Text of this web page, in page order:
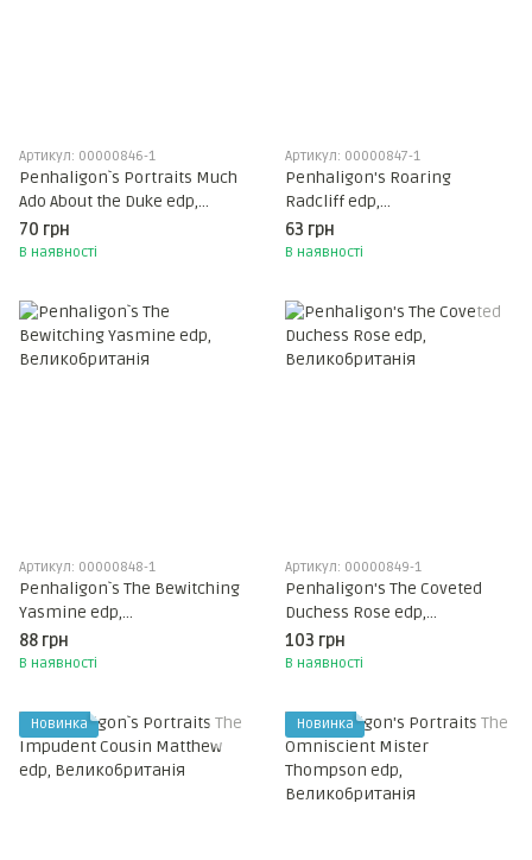
Артикул: 00000846-1
Penhaligon`s Portraits Much
Ado About the Duke edp,
Великобританія
70 грн
В наявності
Артикул: 00000847-1
Penhaligon's Roaring
Radcliff edp,
Великобританія
63 грн
В наявності
Артикул: 00000848-1
Penhaligon`s The Bewitching
Yasmine edp,
Великобританія
88 грн
В наявності
Артикул: 00000849-1
Penhaligon's The Coveted
Duchess Rose edp,
Великобританія
103 грн
В наявності
Новинка Новинка